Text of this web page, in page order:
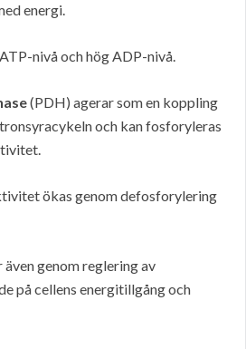
energi.
nivå och hög ADP-nivå.
(PDH) agerar som en koppling
och kan fosforyleras
ökas genom defosforylering
genom reglering av
på cellens energitillgång och